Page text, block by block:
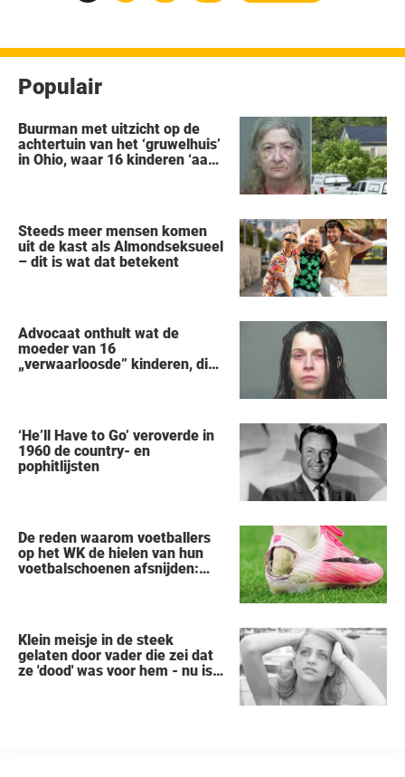
Populair
Buurman met uitzicht op de
achtertuin van het ‘gruwelhuis’
in Ohio, waar 16 kinderen ‘aan
Steeds meer mensen komen
uit de kast als Almondseksueel
– dit is wat dat betekent
Advocaat onthult wat de
moeder van 16
„verwaarloosde” kinderen, die
‘He’ll Have to Go’ veroverde in
1960 de country- en
pophitlijsten
De reden waarom voetballers
op het WK de hielen van hun
voetbalschoenen afsnijden:
Klein meisje in de steek
gelaten door vader die zei dat
ze 'dood' was voor hem - nu is